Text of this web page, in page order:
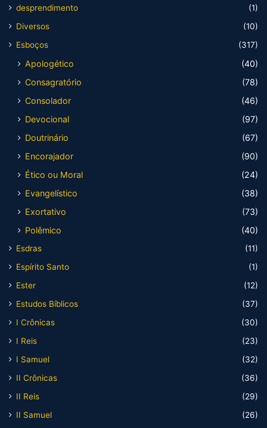
desprendimento
(1)
Diversos
(10)
Esboços
(317)
Apologético
(40)
Consagratório
(78)
Consolador
(46)
Devocional
(97)
Doutrinário
(67)
Encorajador
(90)
Ético ou Moral
(24)
Evangelístico
(38)
Exortativo
(73)
Polêmico
(40)
Esdras
(11)
Espírito Santo
(1)
Ester
(12)
Estudos Bíblicos
(37)
I Crônicas
(30)
I Reis
(23)
I Samuel
(32)
II Crônicas
(36)
II Reis
(29)
II Samuel
(26)